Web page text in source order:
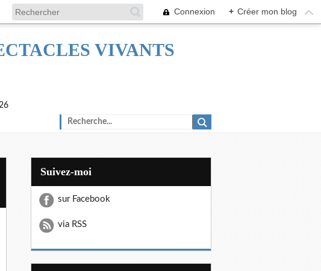
Connexion + Créer mon blog
VIVANTS
Suivez-moi
sur Facebook
via RSS